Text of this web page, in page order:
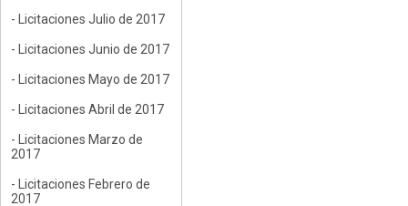
- Licitaciones Julio de 2017
- Licitaciones Junio de 2017
- Licitaciones Mayo de 2017
- Licitaciones Abril de 2017
- Licitaciones Marzo de
2017
- Licitaciones Febrero de
2017